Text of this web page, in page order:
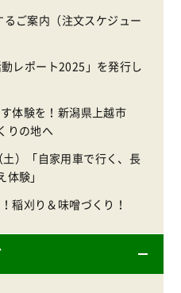
ご案内（注文スケジュー
レポート2025」を発行し
体験を！新潟県上越市
りの地へ
）「自家用車で行く、長
験」
稲刈り＆味噌づくり！